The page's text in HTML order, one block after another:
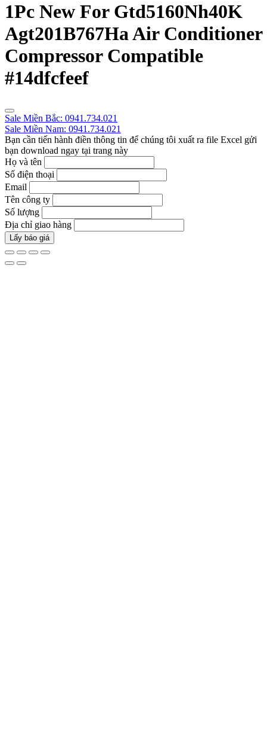
1Pc New For Gtd5160Nh40K
Agt201B767Ha Air Conditioner
Compressor Compatible
#14dfcfeef
Sale Miền Bắc: 0941.734.021
Sale Miền Nam: 0941.734.021
Bạn cần tiến hành điền thông tin để chúng tôi xuất ra file Excel gửi
bạn download ngay tại trang này
Họ và tên
Số điện thoại
Email
Tên công ty
Số lượng
Địa chỉ giao hàng